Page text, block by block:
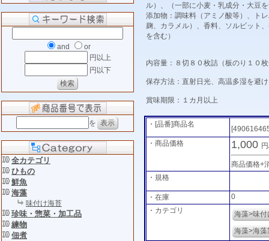
and
or
円以上
円以下
を
全カテゴリ
ひもの
鮮魚
海藻
味付け海苔
珍味・惣菜・加工品
練物
佃煮
ル）、（一部に小麦・乳成分・大豆
添加物：調味料（アミノ酸等）、ト
麹、カラメル）、香料、ソルビット
を含む）
内容量：８切８０枚詰（板のり１０
保存方法：直射日光、高温多湿を避
賞味期限：１カ月以上
・[品番]商品名
・商品価格
1,000
商品価格+
・規格
・在庫
0
・カテゴリ
海藻>味付
海藻>海藻